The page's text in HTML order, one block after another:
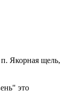
Якорная щель,
это